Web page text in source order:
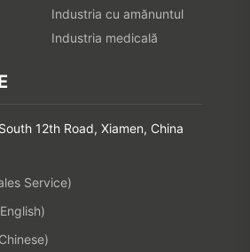
Industria cu amănuntul
Industria medicală
12th Road, Xiamen, China
Service)